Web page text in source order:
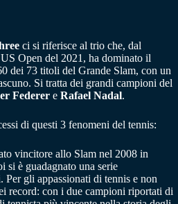
ci si riferisce al trio che, dal
Open del 2021, ha dominato il
dei 73 titoli del Grande Slam, con un
Si tratta dei grandi campioni del
Federer e Rafael Nadal.
di questi 3 fenomeni del tennis:
vincitore allo Slam nel 2008 in
si è guadagnato una serie
Per gli appassionati di tennis e non
record: con i due campioni riportati di